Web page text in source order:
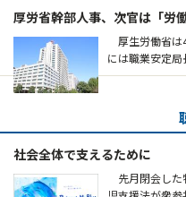
厚労省幹部人事、次官は「労
厚生労働省は
には職業安定
社会全体で支えるために
先月閉会した